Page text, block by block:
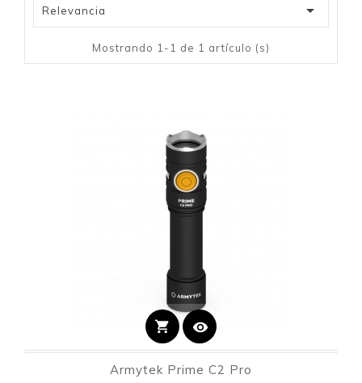
Relevancia 
Mostrando 1-1 de 1 artículo (s)
shopping_cart visibility
Armytek Prime C2 Pro